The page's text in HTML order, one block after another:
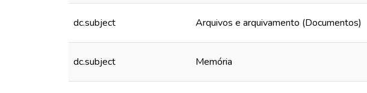
dc.subject Arquivos e arquivamento (Documentos)
dc.subject Memória